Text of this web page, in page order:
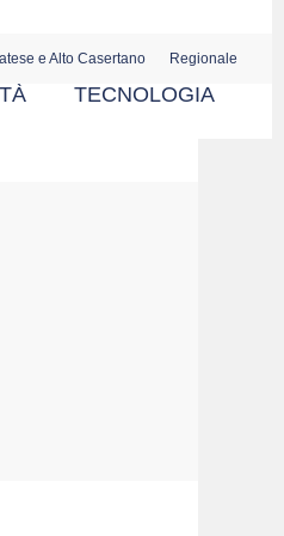
e Alto Casertano Regionale
TECNOLOGIA